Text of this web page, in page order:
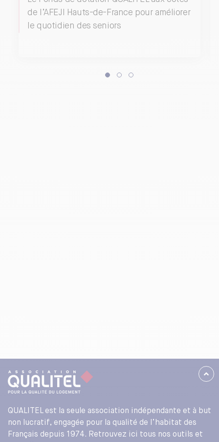
de l’AFEJI Hauts-de-France pour améliorer
le quotidien des seniors
QUALITEL est la seule association indépendante et à but
non lucratif, engagée pour la qualité de l’habitat des
Français depuis 1974. Retrouvez ici tous nos outils et